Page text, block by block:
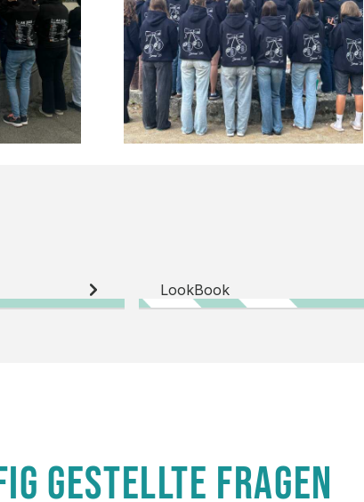
LookBook
GESTELLTE FRAGEN